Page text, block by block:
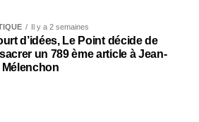
Il y a 2 semaines
d’idées, Le Point décide de
un 789 ème article à Jean-
Mélenchon